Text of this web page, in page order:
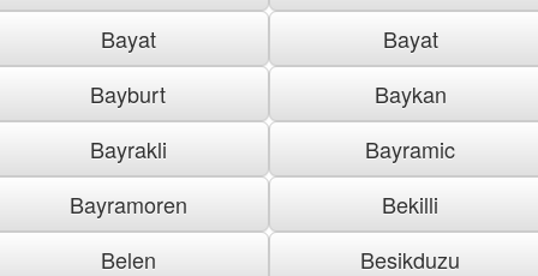
Bayat
Bayat
Bayburt
Baykan
Bayrakli
Bayramic
Bayramoren
Bekilli
Belen
Besikduzu